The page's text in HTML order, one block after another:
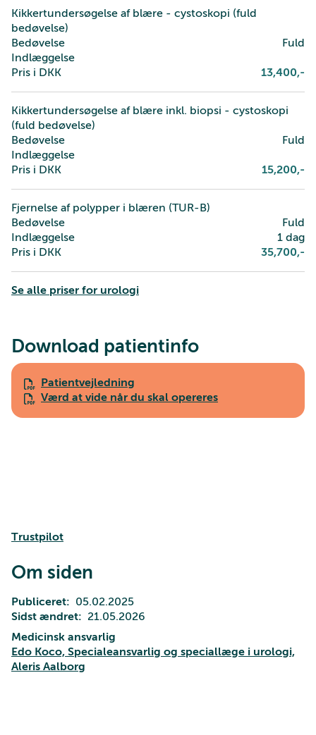
Kikkertundersøgelse af blære - cystoskopi (fuld
bedøvelse)
Bedøvelse
Fuld
Indlæggelse
Pris i DKK
13,400,-
Kikkertundersøgelse af blære inkl. biopsi - cystoskopi
(fuld bedøvelse)
Bedøvelse
Fuld
Indlæggelse
Pris i DKK
15,200,-
Fjernelse af polypper i blæren (TUR-B)
Bedøvelse
Fuld
Indlæggelse
1 dag
Pris i DKK
35,700,-
Se alle priser for urologi
Download patientinfo
Patientvejledning
Værd at vide når du skal opereres
Trustpilot
Om siden
Publiceret
05.02.2025
Sidst ændret
21.05.2026
Medicinsk ansvarlig
Edo Koco, Specialeansvarlig og speciallæge i urologi,
Aleris Aalborg